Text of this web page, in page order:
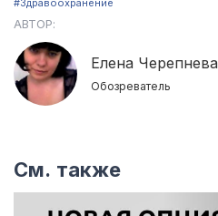
#Здравоохранение
АВТОР:
Елена Черепнева
Обозреватель
См. также